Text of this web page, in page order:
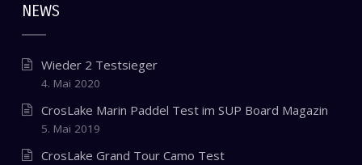
NEWS
Wieder 2 Testsieger
4. Mai 2020
CrosLake Marin Paddel Test im SUP Board Magazin
5. Mai 2019
CrosLake Grand Tour Camo Test